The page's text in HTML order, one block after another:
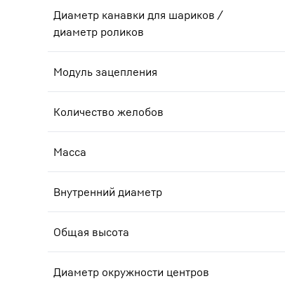
Диаметр канавки для шариков /
диаметр роликов
Модуль зацепления
Количество желобов
Масса
Внутренний диаметр
Общая высота
Диаметр окружности центров